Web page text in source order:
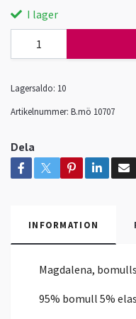
I lager
Lagersaldo: 10
Artikelnummer: B.mö 10707
Dela
INFORMATION
Magdalena,
95% bomull 5%